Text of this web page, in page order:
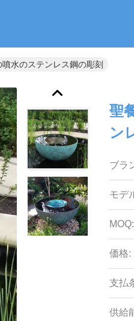
水のステンレス鋼の彫刻
聖
ン
ブラ
モデ
MOQ:
価格:
支払
供給